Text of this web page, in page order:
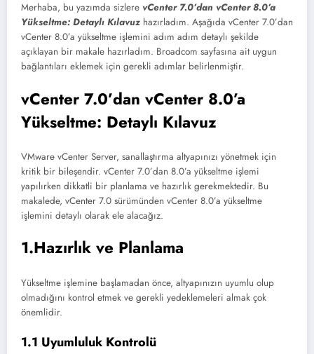
Merhaba, bu yazımda sizlere vCenter 7.0’dan vCenter 8.0’a
Yükseltme: Detaylı Kılavuz hazırladım. Aşağıda vCenter 7.0’dan
vCenter 8.0’a yükseltme işlemini adım adım detaylı şekilde
açıklayan bir makale hazırladım. Broadcom sayfasına ait uygun
bağlantıları eklemek için gerekli adımlar belirlenmiştir.
vCenter 7.0’dan vCenter 8.0’a
Yükseltme: Detaylı Kılavuz
VMware vCenter Server, sanallaştırma altyapınızı yönetmek için
kritik bir bileşendir. vCenter 7.0’dan 8.0’a yükseltme işlemi
yapılırken dikkatli bir planlama ve hazırlık gerekmektedir. Bu
makalede, vCenter 7.0 sürümünden vCenter 8.0’a yükseltme
işlemini detaylı olarak ele alacağız.
1.Hazırlık ve Planlama
Yükseltme işlemine başlamadan önce, altyapınızın uyumlu olup
olmadığını kontrol etmek ve gerekli yedeklemeleri almak çok
önemlidir.
1.1 Uyumluluk Kontrolü